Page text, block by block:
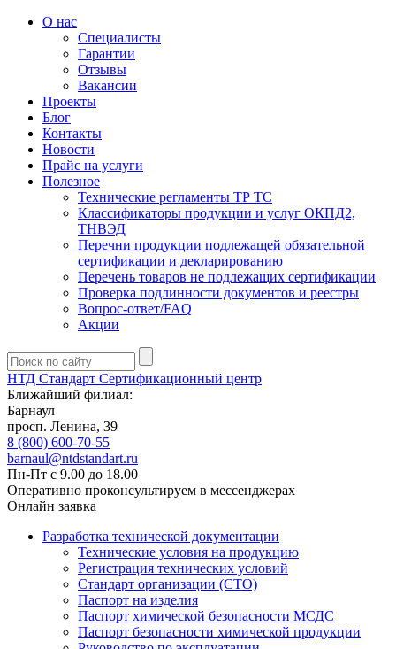
О нас
Специалисты
Гарантии
Отзывы
Вакансии
Проекты
Блог
Контакты
Новости
Прайс на услуги
Полезное
Технические регламенты ТР ТС
Классификаторы продукции и услуг ОКПД2,
ТНВЭД
Перечни продукции подлежащей обязательной
сертификации и декларированию
Перечень товаров не подлежащих сертификации
Проверка подлинности документов и реестры
Вопрос-ответ/FAQ
Акции
НТД Стандарт Сертификационный центр
Ближайший филиал:
Барнаул
просп. Ленина, 39
8 (800) 600-70-55
barnaul@ntdstandart.ru
Пн-Пт с 9.00 до 18.00
Оперативно проконсультируем в мессенджерах
Онлайн заявка
Разработка технической документации
Технические условия на продукцию
Регистрация технических условий
Стандарт организации (СТО)
Паспорт на изделия
Паспорт химической безопасности МСДС
Паспорт безопасности химической продукции